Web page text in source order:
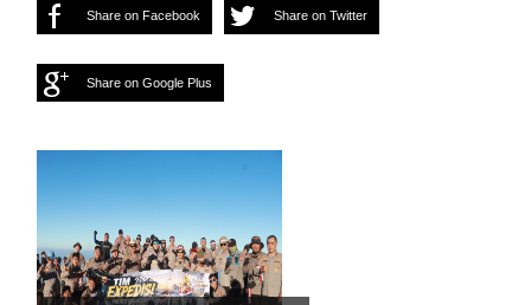
Share on Facebook Share on Twitter
Share on Google Plus